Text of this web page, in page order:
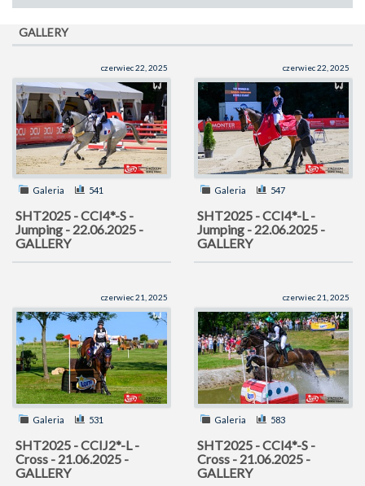
GALLERY
czerwiec 22, 2025
Galeria 541
SHT2025 - CCI4*-S -
Jumping - 22.06.2025 -
GALLERY
czerwiec 22, 2025
Galeria 547
SHT2025 - CCI4*-L -
Jumping - 22.06.2025 -
GALLERY
czerwiec 21, 2025
Galeria 531
SHT2025 - CCIJ2*-L -
Cross - 21.06.2025 -
GALLERY
czerwiec 21, 2025
Galeria 583
SHT2025 - CCI4*-S -
Cross - 21.06.2025 -
GALLERY